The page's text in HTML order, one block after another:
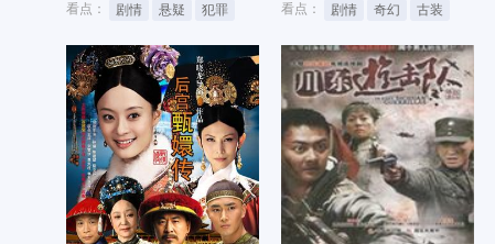
看点：
剧情 悬疑 犯罪
看点：
剧情 奇幻 古装